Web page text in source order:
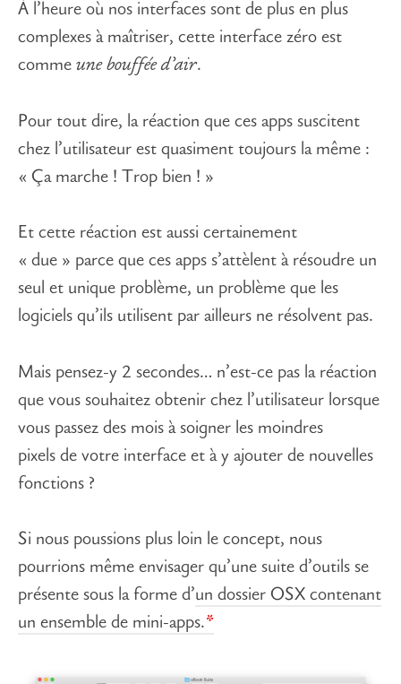
À l’heure où nos interfaces sont de plus en plus
complexes à maîtriser, cette interface zéro est
comme une bouffée d’air.
Pour tout dire, la réaction que ces apps suscitent
chez l’utilisateur est quasiment toujours la même :
« Ça marche ! Trop bien ! »
Et cette réaction est aussi certainement
« due » parce que ces apps s’attèlent à résoudre un
seul et unique problème, un problème que les
logiciels qu’ils utilisent par ailleurs ne résolvent pas.
Mais pensez-y 2 secondes… n’est-ce pas la réaction
que vous souhaitez obtenir chez l’utilisateur lorsque
vous passez des mois à soigner les moindres
pixels de votre interface et à y ajouter de nouvelles
fonctions ?
Si nous poussions plus loin le concept, nous
pourrions même envisager qu’une suite d’outils se
présente sous la forme d’un dossier OSX contenant
un ensemble de mini-apps.